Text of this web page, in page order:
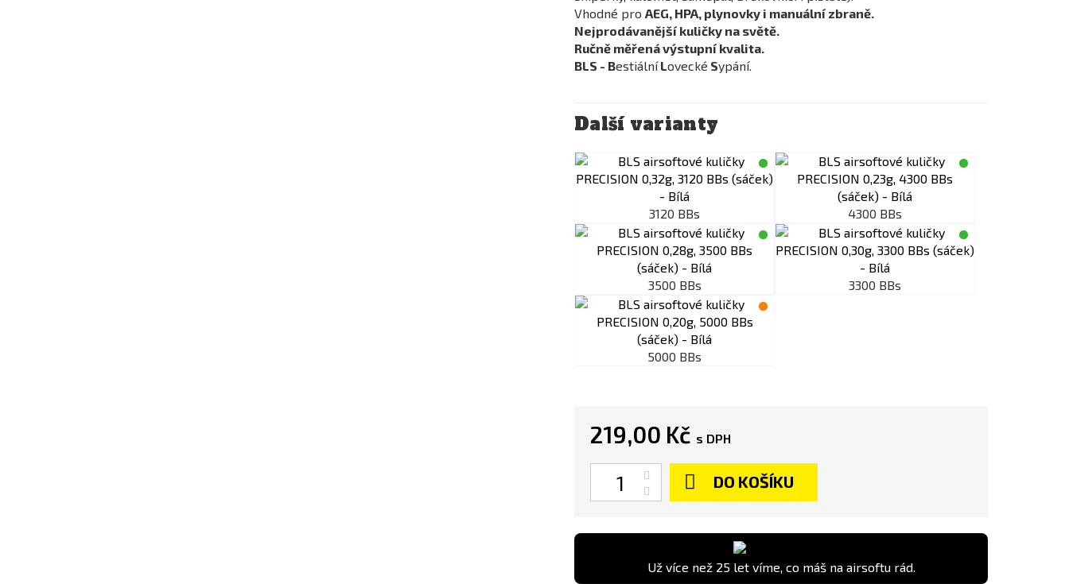
Vhodné pro AEG, HPA, plynovky i manuální zbraně.
Nejprodávanější kuličky na světě.
Ručně měřená výstupní kvalita.
BLS - BestiálníLovecké Sypání.
Další varianty
3120 BBs 4300 BBs
3500 BBs 3300 BBs
5000 BBs
219,00 Kč s DPH
DO KOŠÍKU
Už více než 25 let víme, co máš na airsoftu rád.